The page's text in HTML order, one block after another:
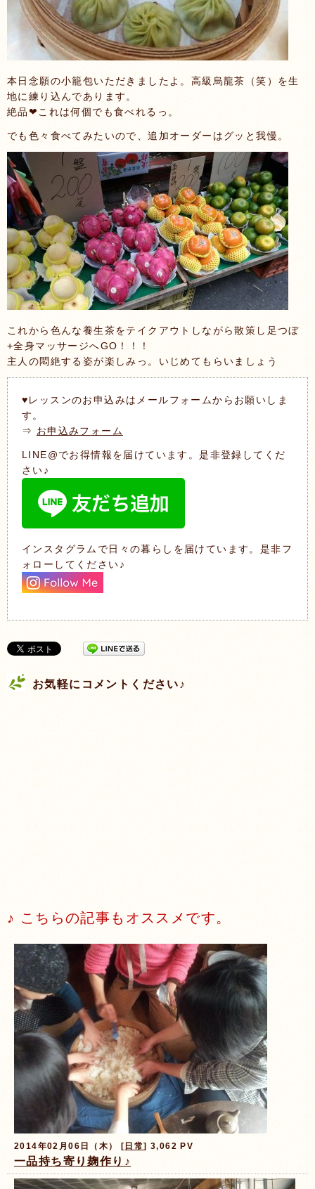
本日念願の小籠包いただきましたよ。高級烏龍茶（笑）を生
地に練り込んであります。
絶品❤これは何個でも食べれるっ。
でも色々食べてみたいので、追加オーダーはグッと我慢。
これから色んな養生茶をテイクアウトしながら散策し足つぼ
+全身マッサージへGO！！！
主人の悶絶する姿が楽しみっ。いじめてもらいましょう
♥レッスンのお申込みはメールフォームからお願いしま
す。
⇒ お申込みフォーム
LINE@でお得情報を届けています。是非登録してくだ
さい♪
インスタグラムで日々の暮らしを届けています。是非フ
ォローしてください♪
お気軽にコメントください♪
♪ こちらの記事もオススメです。
2014年02月06日（木） [ 日常] 3,062 PV
一品持ち寄り麹作り♪